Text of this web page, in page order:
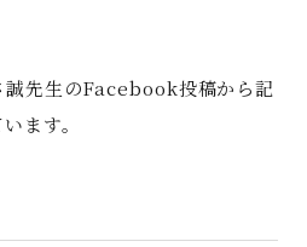
誠先生のFacebook投稿から記
ます。